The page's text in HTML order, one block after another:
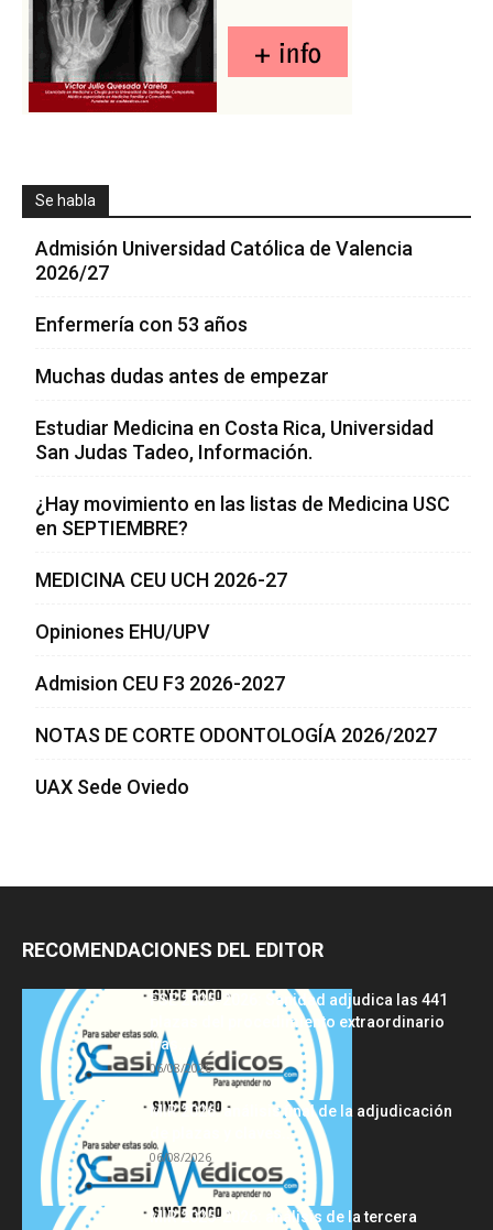
Se habla
Admisión Universidad Católica de Valencia
2026/27
Enfermería con 53 años
Muchas dudas antes de empezar
Estudiar Medicina en Costa Rica, Universidad
San Judas Tadeo, Información.
¿Hay movimiento en las listas de Medicina USC
en SEPTIEMBRE?
MEDICINA CEU UCH 2026-27
Opiniones EHU/UPV
Admision CEU F3 2026-2027
NOTAS DE CORTE ODONTOLOGÍA 2026/2027
UAX Sede Oviedo
RECOMENDACIONES DEL EDITOR
FSE 2025-2026: Sanidad adjudica las 441
plazas del procedimiento extraordinario
tras...
06/08/2026
MIR 2026: análisis final de la adjudicación
de plazas y claves...
06/08/2026
MIR 2025-2026: análisis de la tercera